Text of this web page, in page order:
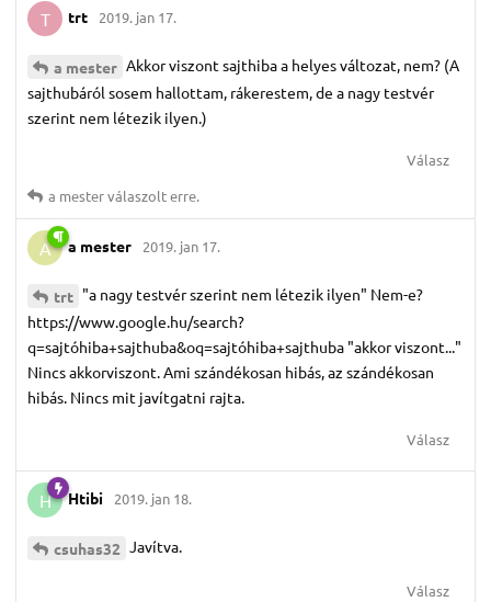
T trt 2019. jan 17.
a mester Akkor viszont sajthiba a helyes változat, nem? (A
sajthubáról sosem hallottam, rákerestem, de a nagy testvér
szerint nem létezik ilyen.)
Válasz
a mesterválaszolt erre.
A a mester 2019. jan 17.
trt "a nagy testvér szerint nem létezik ilyen" Nem-e?
https://www.google.hu/search?
q=sajtóhiba+sajthuba&oq=sajtóhiba+sajthuba "akkor viszont..."
Nincs akkorviszont. Ami szándékosan hibás, az szándékosan
hibás. Nincs mit javítgatni rajta.
Válasz
H Htibi 2019. jan 18.
csuhas32 Javítva.
Válasz